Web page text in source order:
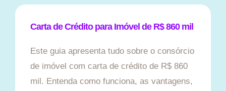
Carta de Crédito para Imóvel de R$ 860 mil
Este guia apresenta tudo sobre o consórcio
de imóvel com carta de crédito de R$ 860
mil. Entenda como funciona, as vantagens,